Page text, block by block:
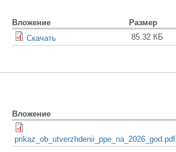
Вложение
Размер
Скачать
85.32 КБ
Вложение
prikaz_ob_utverzhdenii_ppe_na_2026_god.pdf